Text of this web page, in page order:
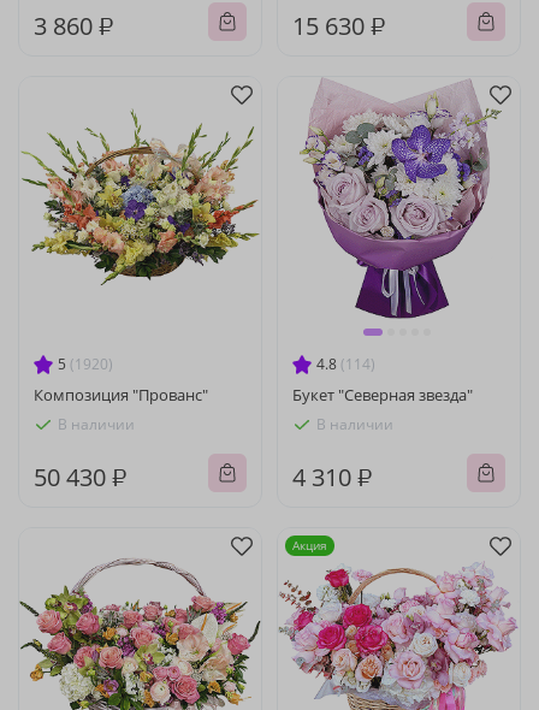
3 860 ₽ 15 630 ₽
5 (1920)
Композиция "Прованс"
В наличии
50 430 ₽
4.8 (114)
Букет "Северная звезда"
В наличии
4 310 ₽
Акция